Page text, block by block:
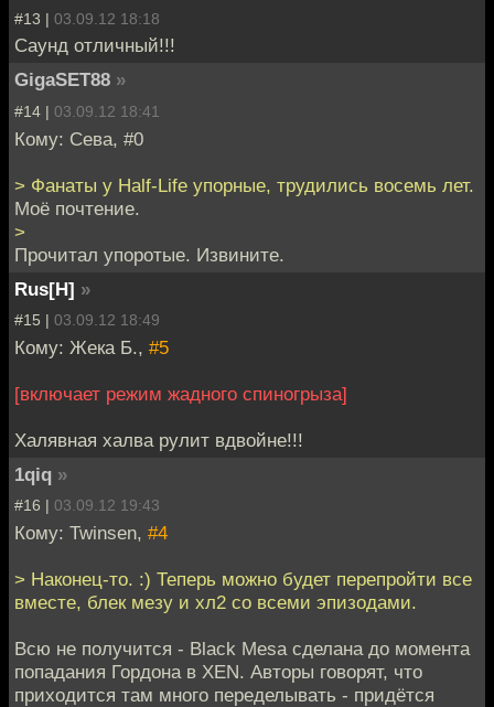
#13 | 03.09.12 18:18
Саунд отличный!!!
GigaSET88 »
#14 | 03.09.12 18:41
Кому: Сева, #0
> Фанаты у Half-Life упорные, трудились восемь лет.
Моё почтение.
>
Прочитал упоротые. Извините.
Rus[H] »
#15 | 03.09.12 18:49
Кому: Жека Б., #5
[включает режим жадного спиногрыза]
Халявная халва рулит вдвойне!!!
1qiq »
#16 | 03.09.12 19:43
Кому: Twinsen, #4
> Наконец-то. :) Теперь можно будет перепройти все
вместе, блек мезу и хл2 со всеми эпизодами.
Всю не получится - Black Mesa сделана до момента
попадания Гордона в XEN. Авторы говорят, что
приходится там много переделывать - придётся